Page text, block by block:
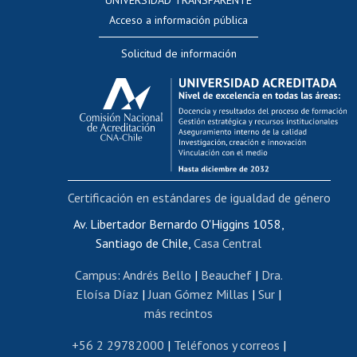
Evaluación docente
Calificación académica
Postulación al AUCAI
Funcionarias/os
Cursos internos de capacitación
Bienestar del personal
Portal de movilidad interna
Certificado de renta
Certificado de renta honorarios
Editar páginas blancas
Extranjeras/os
Revalidación y reconocimiento de títulos
Acceso a información pública
Solicitud de información
Av. Libertador Bernardo O'Higgins 1058,
Santiago de Chile, Casa Central
Campus: Andrés Bello | Beauchef| Dra.
Eloísa Díaz |Juan Gómez Millas | Sur |
más recintos
+56 2 29782000 | Teléfonos y correos |
Certificación en estándares de igualdad de género